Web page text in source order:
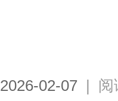
2026-02-07 | 阅